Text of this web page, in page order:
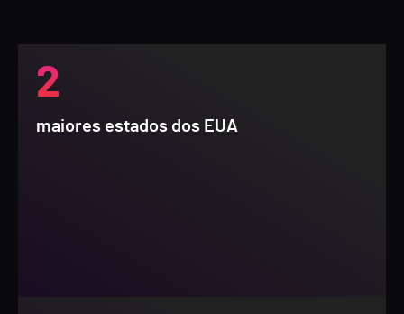
2
maiores estados dos EUA